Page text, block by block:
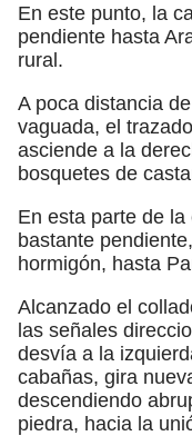
En este punto, la
pendiente hasta
rural.
A poca distancia
vaguada, el
asciende a la
bosquetes de
En esta parte de
bastante
hormigón, hasta
Alcanzado el
las señales
desvía a la
cabañas, gira
descendiendo
piedra, hacia la